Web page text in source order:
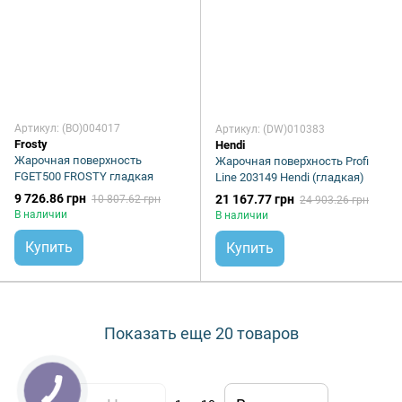
Артикул: (BO)004017
Frosty
Жарочная поверхность
FGET500 FROSTY гладкая
9 726.86 грн 10 807.62 грн
В наличии
Купить
Артикул: (DW)010383
Hendi
Жарочная поверхность Profi
Line 203149 Hendi (гладкая)
21 167.77 грн 24 903.26 грн
В наличии
Купить
Показать еще 20 товаров